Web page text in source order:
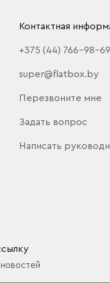
Контактная
+375 (44) 766-98-69
super@flatbox.by
Перезвоните мне
Задать вопрос
Написать